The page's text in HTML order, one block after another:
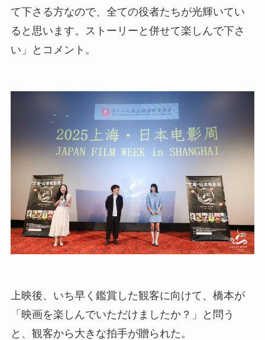
て下さる方なので、全ての役者たちが光輝いてい
ると思います。ストーリーと併せて楽しんで下さ
い」とコメント。
上映後、いち早く鑑賞した観客に向けて、橋本が
「映画を楽しんでいただけましたか？」と問う
と、観客から大きな拍手が贈られた。